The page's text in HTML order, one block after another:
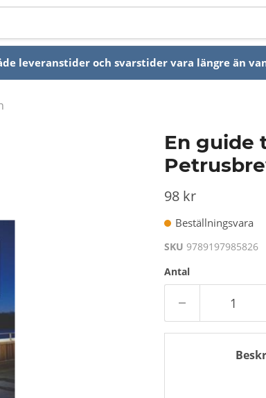
leveranstider och svarstider vara längre än
En guide
98 kr
Beställningsvara
SKU 9789197985826
Antal